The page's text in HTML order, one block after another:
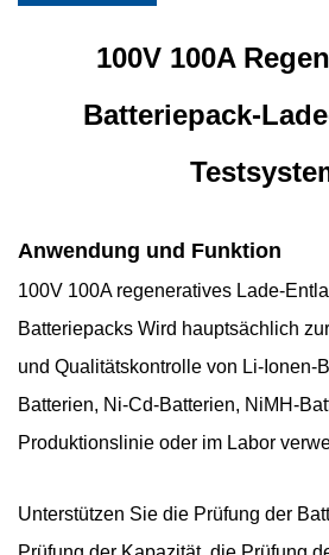
100V 100A
Batteriepack-
Anwendung und Funktion
100V 100A regeneratives Lade-
Batteriepacks Wird hauptsächlich
und Qualitätskontrolle von Li-Ionen-
Batterien, Ni-Cd-Batterien, NiMH-
Produktionslinie oder im Labor
Unterstützen Sie die Prüfung der